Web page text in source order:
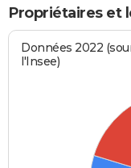
Propriétaires et
Données 2022
l'Insee)